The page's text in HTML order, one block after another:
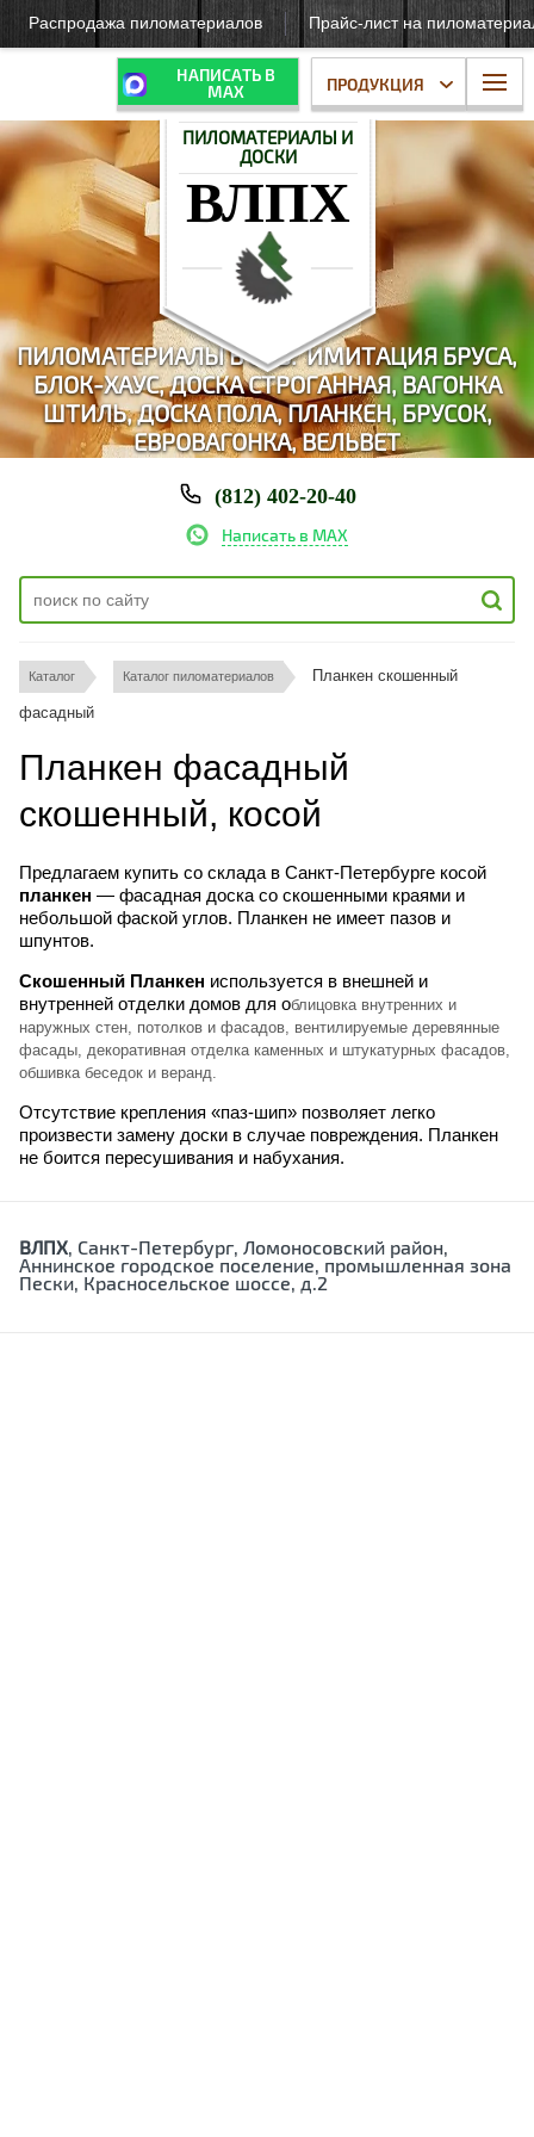
Распродажа пиломатериалов Прайс-лист на
ПИЛОМАТЕРИАЛЫ И
ДОСКИ
ВЛПХ
ПРОДУКЦИЯ
НАПИСАТЬ В
МАХ
ПИЛОМАТЕРИАЛЫ В СПБ: ИМИТАЦИЯ БРУСА,
БЛОК-ХАУС,ДОСКА СТРОГАННАЯ, ВАГОНКА
ШТИЛЬ, ДОСКА ПОЛА, ПЛАНКЕН, БРУСОК,
ЕВРОВАГОНКА, ВЕЛЬВЕТ
(812) 402-20-40
Написать в MAX
Каталог Каталог пиломатериалов Планкен скошенный
фасадный
Планкен фасадный
скошенный, косой
Предлагаем купить со склада в Санкт-Петербурге косой
планкен — фасадная доска со скошенными краями и
небольшой фаской углов. Планкен не имеет пазов и
шпунтов.
Скошенный Планкен используется в внешней и
внутренней отделки домов для облицовка внутренних и
наружных стен, потолков и фасадов, вентилируемые деревянные
фасады, декоративная отделка каменных и штукатурных фасадов,
обшивка беседок и веранд.
Отсутствие крепления «паз-шип» позволяет легко
произвести замену доски в случае повреждения. Планкен
не боится пересушивания и набухания.
ВЛПХ, Санкт-Петербург, Ломоносовский район,
Аннинское городское поселение, промышленная зона
Пески, Красносельское шоссе, д.2